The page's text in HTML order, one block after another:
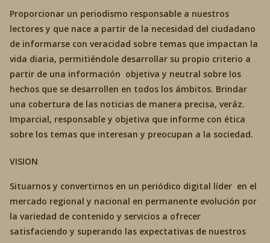
Proporcionar un periodismo responsable a nuestros
lectores y que nace a partir de la necesidad del ciudadano
de informarse con veracidad sobre temas que impactan la
vida diaria, permitiéndole desarrollar su propio criterio a
partir de una información objetiva y neutral sobre los
hechos que se desarrollen en todos los ámbitos. Brindar
una cobertura de las noticias de manera precisa, veráz.
Imparcial, responsable y objetiva que informe con ética
sobre los temas que interesan y preocupan a la sociedad.
VISION
Situarnos y convertirnos en un periódico digital líder en el
mercado regional y nacional en permanente evolución por
la variedad de contenido y servicios a ofrecer
satisfaciendo y superando las expectativas de nuestros